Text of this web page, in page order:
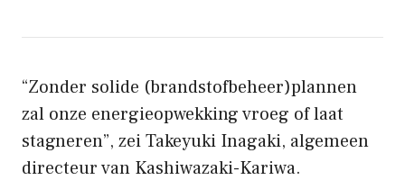
“Zonder solide (brandstofbeheer)plannen
zal onze energieopwekking vroeg of laat
stagneren”, zei Takeyuki Inagaki, algemeen
directeur van Kashiwazaki-Kariwa.